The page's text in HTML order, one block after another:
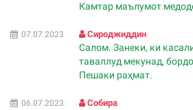
Камтар маълумот
07.07.2023 Сироджиддин
Салом. Занеки, ки
таваллуд мекунад,
Пешаки раҳмат.
06.07.2023 Собира